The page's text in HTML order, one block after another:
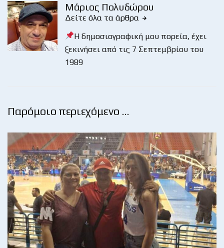
Μάριος Πολυδώρου
Δείτε όλα τα άρθρα
Η δημοσιογραφική μου πορεία, έχει
ξεκινήσει από τις 7 Σεπτεμβρίου του
1989
Παρόμοιο περιεχόμενο …